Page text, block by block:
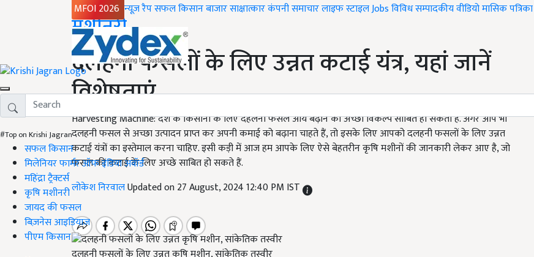
MFOI 2026 न्यूज़ रैपसफल किसानबाजारसाक्षात्कारकंपनी समाचारलाइफ स्टाइलJobsविविधसम्पादकीयवीडियोमासिक पत्रिका
#Top on Krishi Jagran
सफल किसान
मिलेनियर फार्मर ऑफ इंडिया अवॉर्ड
महिंद्रा ट्रैक्टर्स
कृषि मशीनरी
जायद की फसल
बिज़नेस आइडियाज
पीएम किसान
Home
मशीनरी
दलहनी फसलों के लिए उन्नत कटाई यंत्र, यहां जानें
विशेषताएं
Harvesting Machine: देश के किसानों के लिए दहलनी फसल आय बढ़ाने का अच्छा विकल्प साबित हो सकती है. अगर आप भी
दलहनी फसल से अच्छा उत्पादन प्राप्त कर अपनी कमाई को बढ़ाना चाहते हैं, तो इसके लिए आपको दलहनी फसलों के लिए उन्नत
कटाई यंत्रों का इस्तेमाल करना चाहिए. इसी कड़ी में आज हम आपके लिए ऐसे बेहतरीन कृषि मशीनों की जानकारी लेकर आए है, जो
फसल की कटाई के लिए अच्छे साबित हो सकते हैं.
लोकेश निरवालUpdated on 27 August, 2024 12:40 PM IST